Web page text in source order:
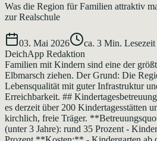
Was die Region für Familien attraktiv
zur Realschule
03. Mai 2026 ca. 3 Min. Lesezeit
DeichApp Redaktion
Familien mit Kindern sind eine der
Elbmarsch ziehen. Der Grund: Die
Lebensqualität mit guter Infrastruktur
Erreichbarkeit. ##
es derzeit über 200 Kindertagesstätten
kirchlich, freie Träger.
(unter 3 Jahre): rund 35 Prozent -